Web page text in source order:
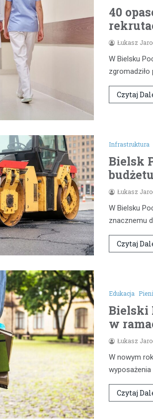
40
Łukasz
W Bielsku
Czytaj
Infrastruktura
Bielsk
Łukasz
W Bielsku
znacznemu
Czytaj
Edukacja
Bielski
w
Łukasz
W nowym
wyposażenia
Czytaj